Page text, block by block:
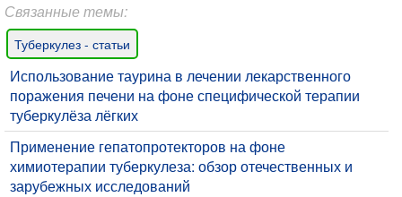
Связанные темы:
Туберкулез - статьи
Использование таурина в лечении лекарственного
поражения печени на фоне специфической терапии
туберкулёза лёгких
Применение гепатопротекторов на фоне
химиотерапии туберкулеза: обзор отечественных и
зарубежных исследований